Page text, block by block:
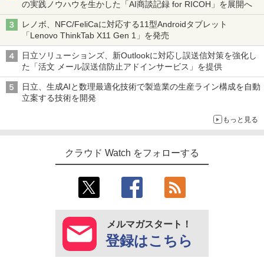
の実践ノウハウを生かした「AI商談記録 for RICOH」を展開へ
レノボ、NFC/FeliCaに対応する11型Androidタブレット
「Lenovo ThinkTab X11 Gen 1」を発売
日立ソリューションズ、新Outlookに対応し誤送信対策を強化し
た「活文 メール誤送信防止アドインサービス」を提供
日立、生成AIと数理最適化技術で製造業の生産ライン構成を自動
立案する技術を開発
もっと見る
クラウド Watch をフォローする
メルマガスタート！
登録はこちら